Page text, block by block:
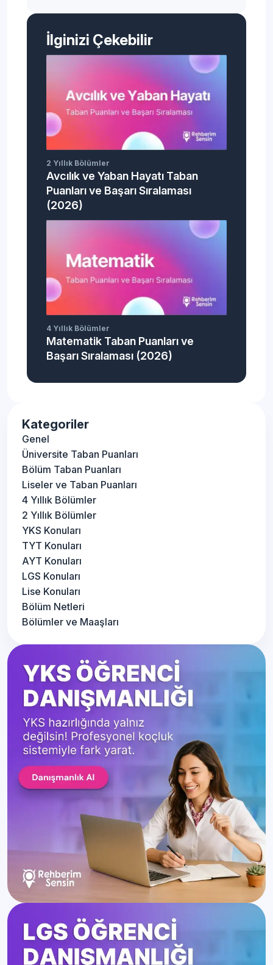
İlginizi Çekebilir
2 Yıllık Bölümler
Avcılık ve Yaban Hayatı Taban
Puanları ve Başarı Sıralaması
(2026)
4 Yıllık Bölümler
Matematik Taban Puanları ve
Başarı Sıralaması (2026)
Kategoriler
Genel
Üniversite Taban Puanları
Bölüm Taban Puanları
Liseler ve Taban Puanları
4 Yıllık Bölümler
2 Yıllık Bölümler
YKS Konuları
TYT Konuları
AYT Konuları
LGS Konuları
Lise Konuları
Bölüm Netleri
Bölümler ve Maaşları